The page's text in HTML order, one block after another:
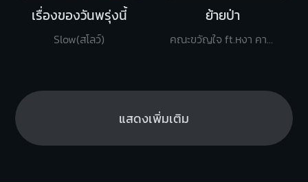
เรื่องของวันพรุ่งนี้
Slow(สโลว์)
ย้ายป่า
คณะขวัญใจ ft.หงา คาราวาน
แสดงเพิ่มเติม